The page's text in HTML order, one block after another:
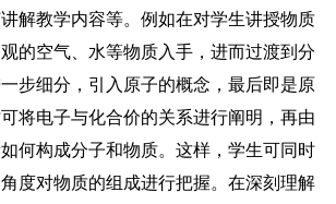
解教学内容等。例如在对学生讲授物质
的空气、水等物质入手，进而过渡到分
步细分，引入原子的概念，最后即是原
将电子与化合价的关系进行阐明，再由
何构成分子和物质。这样，学生可同时
度对物质的组成进行把握。在深刻理解